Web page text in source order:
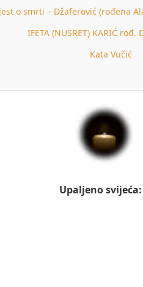
o smrti – Džaferović (rođena
IFETA (NUSRET) KARIĆ rođ.
Kata Vučić
Upaljeno